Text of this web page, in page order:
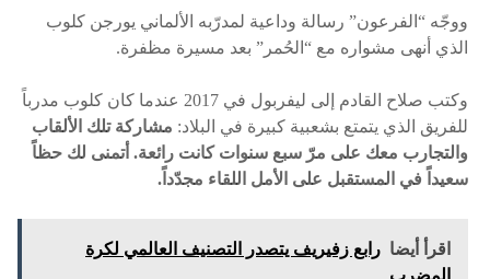
ووجّه “الفرعون” رسالة وداعية لمدرّبه الألماني يورجن كلوب
الذي أنهى مشواره مع “الحُمر” بعد مسيرة مظفرة.
وكتب صلاح القادم إلى ليفربول في 2017 عندما كان كلوب مدرباً
للفريق الذي يتمتع بشعبية كبيرة في البلاد: مشاركة تلك الألقاب
والتجارب معك على مرّ سبع سنوات كانت رائعة. أتمنى لك حظاً
سعيداً في المستقبل على الأمل اللقاء مجدّداً.
اقرأ أيضا رابع زفيريف يتصدر التصنيف العالمي لكرة
المضرب